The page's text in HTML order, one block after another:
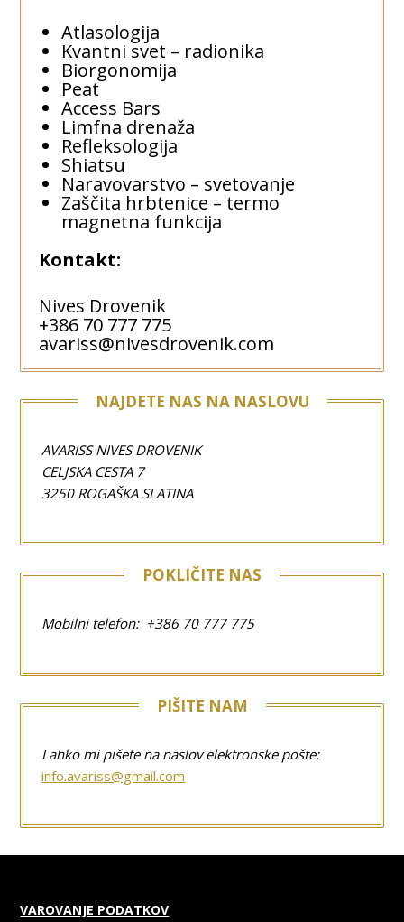
Atlasologija
Kvantni svet – radionika
Biorgonomija
Peat
Access Bars
Limfna drenaža
Refleksologija
Shiatsu
Naravovarstvo – svetovanje
Zaščita hrbtenice – termo
magnetna funkcija
Kontakt:
Nives Drovenik
+386 70 777 775
avariss@nivesdrovenik.com
NAJDETE NAS NA NASLOVU
AVARISS NIVES DROVENIK
CELJSKA CESTA 7
3250 ROGAŠKA SLATINA
POKLIČITE NAS
Mobilni telefon: +386 70 777 775
PIŠITE NAM
Lahko mi pišete na naslov elektronske pošte:
info.avariss@gmail.com
VAROVANJE PODATKOV